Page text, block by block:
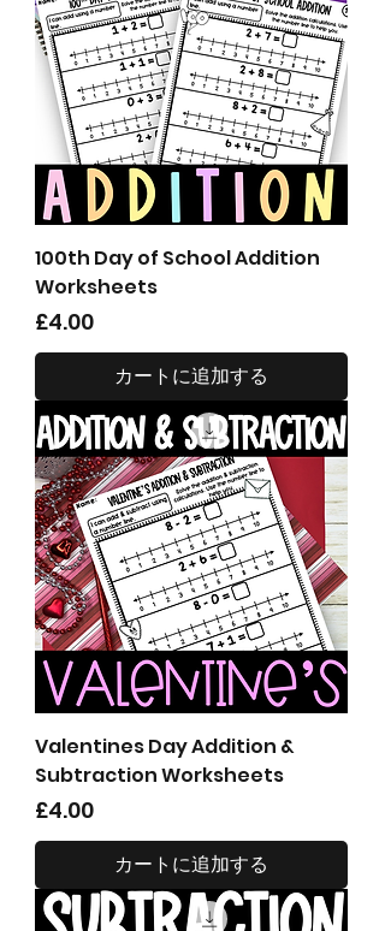
100th Day of School Addition
Worksheets
価格
£4.00
カートに追加する
Valentines Day Addition &
Subtraction Worksheets
価格
£4.00
カートに追加する